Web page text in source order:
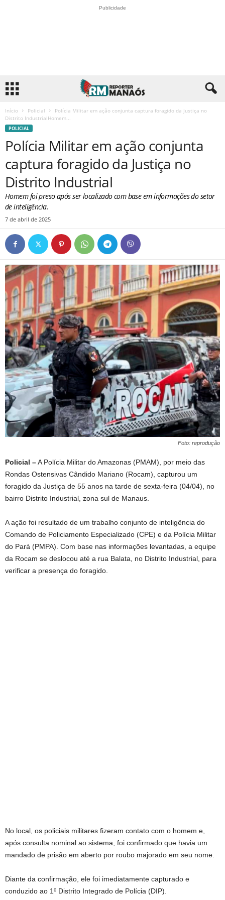
Publicidade
Início Policial
Polícia Militar em ação conjunta captura foragido da Justiça no
Distrito IndustrialHomem...
POLICIAL
Polícia Militar em ação conjunta
captura foragido da Justiça no
Distrito Industrial
Homem foi preso após ser localizado com base em informações do setor
de inteligência.
7 de abril de 2025
Foto: reprodução
Policial –A Polícia Militar do Amazonas (PMAM), por meio das
Rondas Ostensivas Cândido Mariano (Rocam), capturou um
foragido da Justiça de 55 anos na tarde de sexta-feira (04/04), no
bairro Distrito Industrial, zona sul de Manaus.
A ação foi resultado de um trabalho conjunto de inteligência do
Comando de Policiamento Especializado (CPE) e da Polícia Militar
do Pará (PMPA). Com base nas informações levantadas, a equipe
da Rocam se deslocou até a rua Balata, no Distrito Industrial, para
verificar a presença do foragido.
No local, os policiais militares fizeram contato com o homem e,
após consulta nominal ao sistema, foi confirmado que havia um
mandado de prisão em aberto por roubo majorado em seu nome.
Diante da confirmação, ele foi imediatamente capturado e
conduzido ao 1º Distrito Integrado de Polícia (DIP).